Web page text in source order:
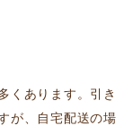
くあります。引き
が、自宅配送の場